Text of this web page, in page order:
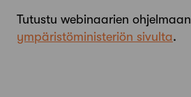
Tutustu webinaarien ohjelmaan
ympäristöministeriön sivulta.